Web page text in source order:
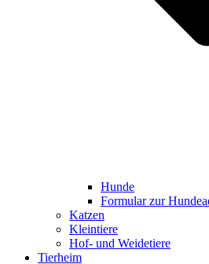
Hunde
Formular zur
Katzen
Kleintiere
Hof- und Weidetiere
Tierheim